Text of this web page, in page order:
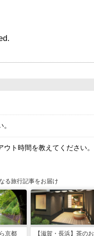
ト時間を教えてください。
る旅行記事をお届け
京都 【滋賀・長浜】茶のお